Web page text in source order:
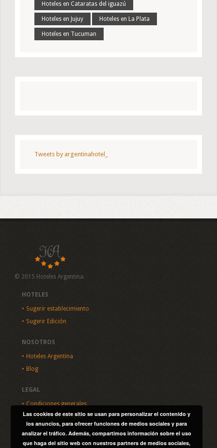
Hoteles en Cataratas del iguazú
Hoteles en Jujuy Hoteles en La Plata
Hoteles en Tucuman
Tweets by argentinahotel_
© 2015 Hoteles Argentina.
HOTELES
Sugerir establecimiento
Sugerir Edición
NOSOTROS
Hoteles Argentina
Blog
LEGAL
Condiciones generales
Política de privacidad
SITIO
Las cookies de este sitio se usan para personalizar el contenido y
los anuncios, para ofrecer funciones de medios sociales y para
analizar el tráfico. Además, compartimos información sobre el uso
que haga del sitio web con nuestros partners de medios sociales,